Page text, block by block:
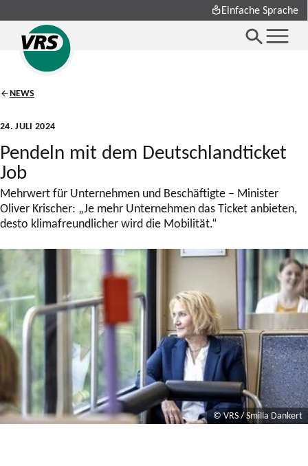
Einfache Sprache
NEWS
24. JULI 2024
Pendeln mit dem Deutschlandticket
Job
Mehrwert für Unternehmen und Beschäftigte – Minister
Oliver Krischer: „Je mehr Unternehmen das Ticket anbieten,
desto klimafreundlicher wird die Mobilität.“
© VRS / Smilla Dankert